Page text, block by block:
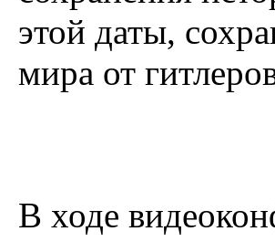
этой даты,
мира от
В ходе